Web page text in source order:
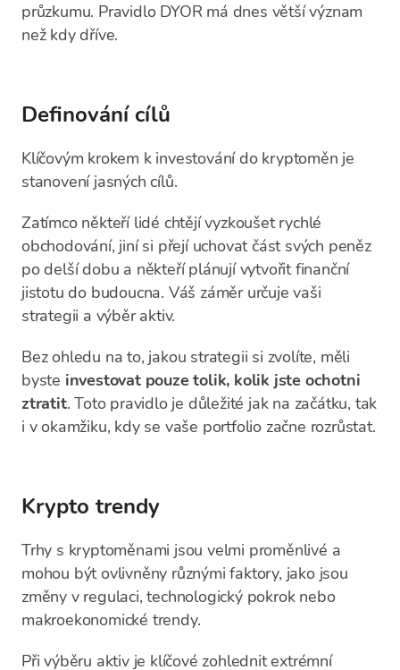
průzkumu. Pravidlo DYOR má dnes větší význam
než kdy dříve.
Definování cílů
Klíčovým krokem k investování do kryptoměn je
stanovení jasných cílů.
Zatímco někteří lidé chtějí vyzkoušet rychlé
obchodování, jiní si přejí uchovat část svých peněz
po delší dobu a někteří plánují vytvořit finanční
jistotu do budoucna. Váš záměr určuje vaši
strategii a výběr aktiv.
Bez ohledu na to, jakou strategii si zvolíte, měli
byste investovat pouze tolik, kolik jste ochotni
ztratit. Toto pravidlo je důležité jak na začátku, tak
i v okamžiku, kdy se vaše portfolio začne rozrůstat.
Krypto trendy
Trhy s kryptoměnami jsou velmi proměnlivé a
mohou být ovlivněny různými faktory, jako jsou
změny v regulaci, technologický pokrok nebo
makroekonomické trendy.
Při výběru aktiv je klíčové zohlednit extrémní